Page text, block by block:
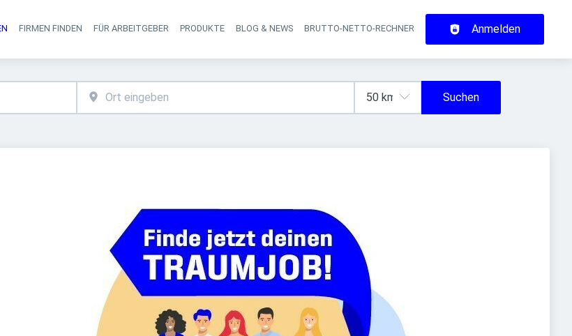
Haupt-Navigation
FIRMEN FINDEN FÜR ARBEITGEBER PRODUKTE BLOG & NEWS BRUTTO-NETTO-RECHNER Anmelden
Suchen